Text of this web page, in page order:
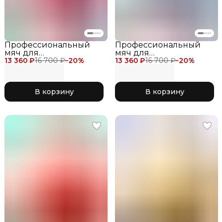
13 360 ₽16 700 ₽−20%
Профессиональный
мяч для
художественной
фуксия с блеском
MYBR Mystic Berry
В корзину
13 360 ₽16 700 ₽−20%
Профессиональный
мяч для
художественной
сиреневый с блеском
LD LavenderВ корзину